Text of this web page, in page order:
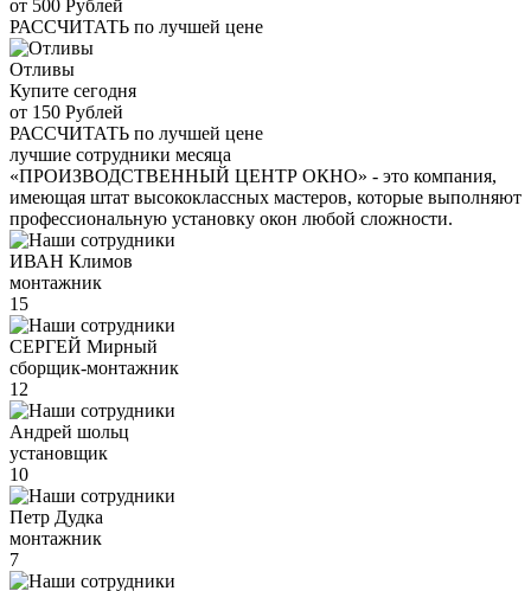
от 500 Рублей
РАССЧИТАТЬ по лучшей цене
Отливы
Купите сегодня
от 150 Рублей
РАССЧИТАТЬ по лучшей цене
лучшие сотрудники месяца
«ПРОИЗВОДСТВЕННЫЙ ЦЕНТР ОКНО» - это компания,
имеющая штат высококлассных мастеров, которые выполняют
профессиональную установку окон любой сложности.
ИВАН Климов
монтажник
15
СЕРГЕЙ Мирный
сборщик-монтажник
12
Андрей шольц
установщик
10
Петр Дудка
монтажник
7